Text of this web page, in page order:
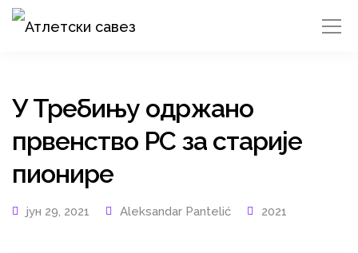
У Требињу одржано
првенство РС за старије
пионире
јун 29, 2021 Aleksandar Pantelić 2021